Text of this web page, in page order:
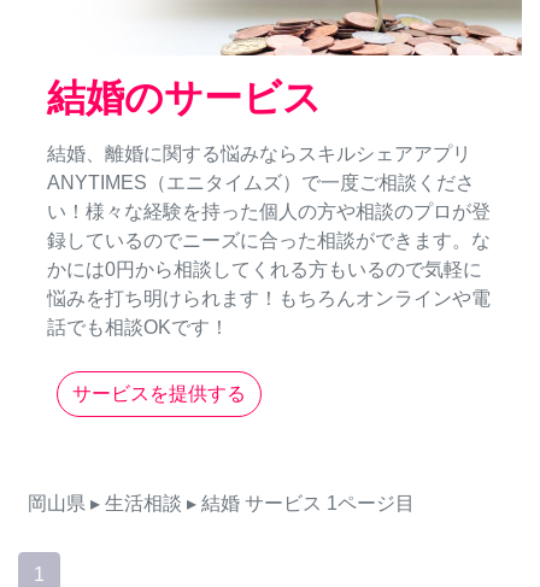
結婚のサービス
結婚、離婚に関する悩みならスキルシェアアプリ
ANYTIMES（エニタイムズ）で一度ご相談くださ
い！様々な経験を持った個人の方や相談のプロが登
録しているのでニーズに合った相談ができます。な
かには0円から相談してくれる方もいるので気軽に
悩みを打ち明けられます！もちろんオンラインや電
話でも相談OKです！
サービスを提供する
岡山県 ▸ 生活相談 ▸ 結婚 サービス 1ページ目
1